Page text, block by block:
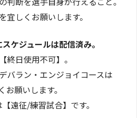
しくお願いします。
ケジュールは配信済み。
日使用不可】。
バラン・エンジョイコースは
お願いします。
遠征/練習試合】です。